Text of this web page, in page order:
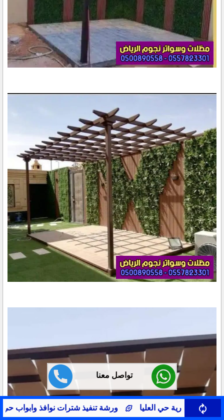
تواصل معنا
تنفيذ شترات نوافذ وابواب حي العقيق حداد شترات نوافذ